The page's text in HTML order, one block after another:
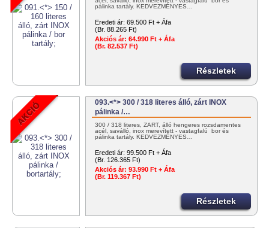
pálinka tartály. KEDVEZMÉNYES…
Eredeti ár: 69.500 Ft + Áfa
(Br. 88.265 Ft)
Akciós ár: 64.990 Ft + Áfa
(Br. 82.537 Ft)
Részletek
093.<*> 300 / 318 literes álló, zárt INOX
pálinka /…
300 / 318 literes, ZÁRT, álló hengeres rozsdamentes
acél, saválló, inox merevített - vastagfalú bor és
pálinka tartály. KEDVEZMÉNYES…
Eredeti ár: 99.500 Ft + Áfa
(Br. 126.365 Ft)
Akciós ár: 93.990 Ft + Áfa
(Br. 119.367 Ft)
Részletek